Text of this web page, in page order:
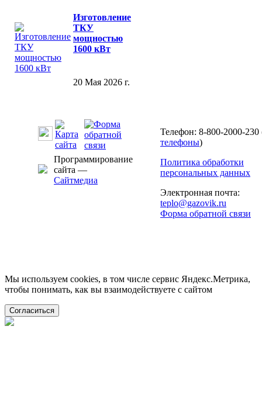
Изготовление
ТКУ
мощностью
1600 кВт
20 Мая 2026 г.
Программирование
сайта —
Сайтмедиа
Телефон: 8-800-2000-230
телефоны)
Политика обработки
персональных данных
Электронная почта:
teplo@gazovik.ru
Форма обратной связи
Мы используем cookies, в том числе сервис Яндекс.Метрика,
чтобы понимать, как вы взаимодействуете с сайтом
Согласиться